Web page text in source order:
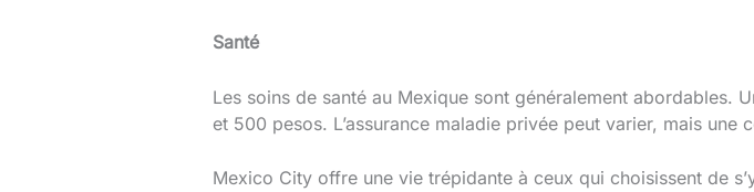
Santé
Les soins de santé au Mexique sont généralement abordables.
et 500 pesos. L’assurance maladie privée peut varier, mais
Mexico City offre une vie trépidante à ceux qui choisissent de